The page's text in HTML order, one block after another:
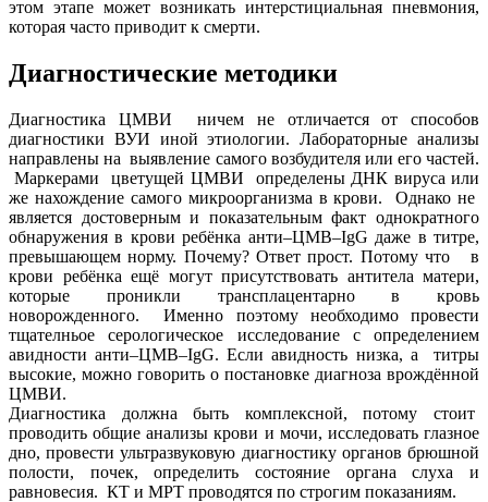
этом этапе может возникать интерстициальная пневмония,
которая часто приводит к смерти.
Диагностические методики
Диагностика ЦМВИ ничем не отличается от способов
диагностики ВУИ иной этиологии. Лабораторные анализы
направлены на выявление самого возбудителя или его частей.
Маркерами цветущей ЦМВИ определены ДНК вируса или
же нахождение самого микроорганизма в крови. Однако не
является достоверным и показательным факт однократного
обнаружения в крови ребёнка анти–ЦМВ–IgG даже в титре,
превышающем норму. Почему? Ответ прост. Потому что в
крови ребёнка ещё могут присутствовать антитела матери,
которые проникли трансплацентарно в кровь
новорожденного. Именно поэтому необходимо провести
тщателньое серологическое исследование с определением
авидности анти–ЦМВ–IgG. Если авидность низка, а титры
высокие, можно говорить о постановке диагноза врождённой
ЦМВИ.
Диагностика должна быть комплексной, потому стоит
проводить общие анализы крови и мочи, исследовать глазное
дно, провести ультразвуковую диагностику органов брюшной
полости, почек, определить состояние органа слуха и
равновесия. КТ и МРТ проводятся по строгим показаниям.